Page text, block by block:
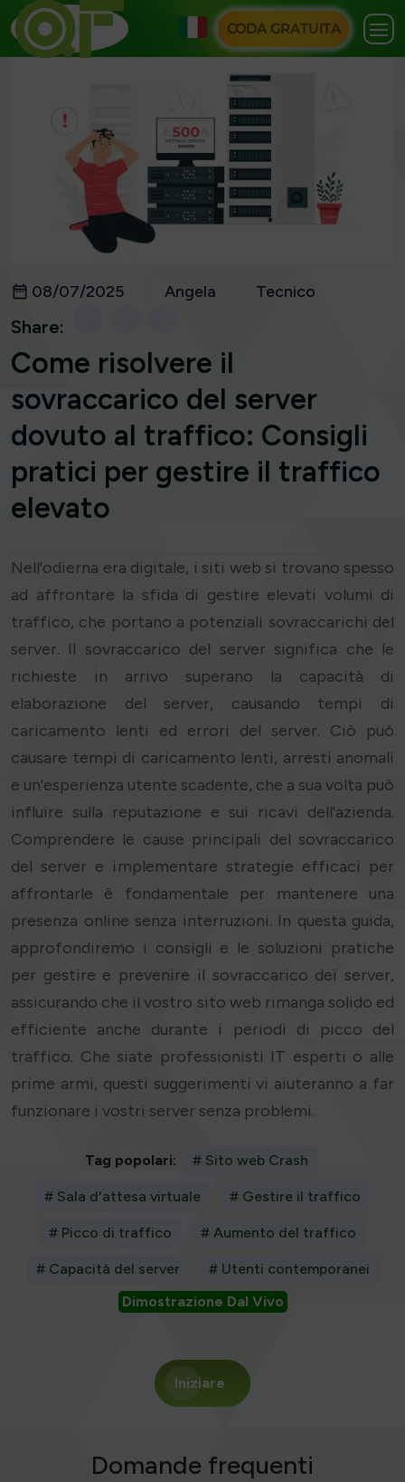
CODA GRATUITA
08/07/2025 Angela Tecnico
Share:
Come risolvere il
sovraccarico del server
dovuto al traffico: Consigli
pratici per gestire il traffico
elevato
Nell'odierna era digitale, i siti web si trovano spesso
ad affrontare la sfida di gestire elevati volumi di
traffico, che portano a potenziali sovraccarichi del
server. Il sovraccarico del server significa che le
richieste in arrivo superano la capacità di
elaborazione del server, causando tempi di
caricamento lenti ed errori del server. Ciò può
causare tempi di caricamento lenti, arresti anomali
e un'esperienza utente scadente, che a sua volta può
influire sulla reputazione e sui ricavi dell'azienda.
Comprendere le cause principali del sovraccarico
del server e implementare strategie efficaci per
affrontarle è fondamentale per mantenere una
presenza online senza interruzioni. In questa guida,
approfondiremo i consigli e le soluzioni pratiche
per gestire e prevenire il sovraccarico dei server,
assicurando che il vostro sito web rimanga solido ed
efficiente anche durante i periodi di picco del
traffico. Che siate professionisti IT esperti o alle
prime armi, questi suggerimenti vi aiuteranno a far
funzionare i vostri server senza problemi.
Tag popolari: # Sito web Crash
# Sala d'attesa virtuale # Gestire il traffico
# Picco di traffico # Aumento del traffico
# Capacità del server
# Utenti contemporanei
Dimostrazione Dal Vivo
Iniziare
Domande frequenti